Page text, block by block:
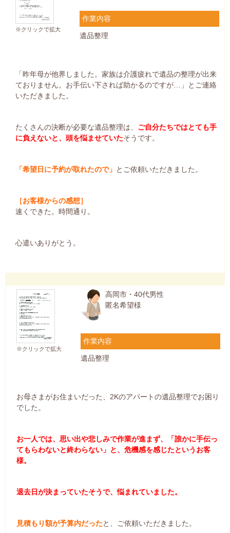
※クリックで拡大
作業内容
遺品整理
「昨年母が他界しました。家族は介護疲れで遺品の整理が出来
ておりません。お手伝い下されば助かるのですが…」とご連絡
いただきました。
たくさんの決断が必要な遺品整理は、 ご自分たちではとても手
に負えないと、頭を悩ませていたそうです。
「希望日に予約が取れたので」 とご依頼いただきました。
［お客様からの感想］
速くできた。時間通り。
心遣いありがとう。
※クリックで拡大
高岡市・40代男性
匿名希望様
作業内容
遺品整理
お母さまがお住まいだった、2Kのアパートの遺品整理でお困り
でした。
お一人では、思い出や悲しみで作業が進まず、「誰かに手伝っ
てもらわないと終わらない」と、危機感を感じたというお客
様。
退去日が決まっていたそうで、悩まれていました。
見積もり額が予算内だったと、ご依頼いただきました。